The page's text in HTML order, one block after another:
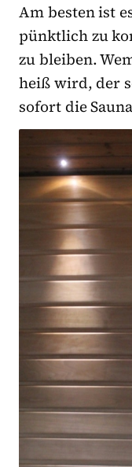
Am besten ist
pünktlich zu
zu bleiben.
heiß wird, der
sofort die